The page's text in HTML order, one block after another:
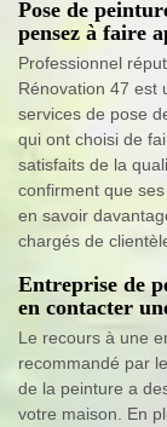
Pose de
pensez à faire
Professionnel
Rénovation 47 est
services de pose
qui ont choisi de
satisfaits de la
confirment que
en savoir
chargés de
Entreprise de
en contacter
Le recours à une
recommandé par
de la peinture a
votre maison. En